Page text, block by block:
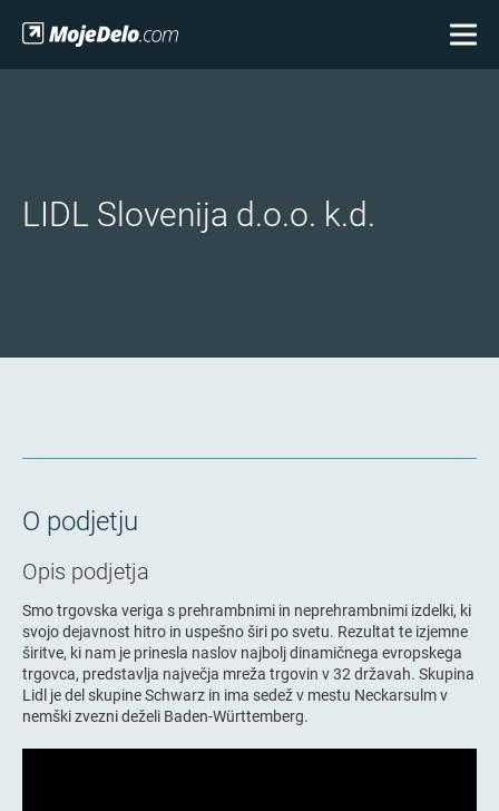
LIDL Slovenija d.o.o. k.d.
O podjetju
Opis podjetja
Smo trgovska veriga s prehrambnimi in neprehrambnimi izdelki, ki
svojo dejavnost hitro in uspešno širi po svetu. Rezultat te izjemne
širitve, ki nam je prinesla naslov najbolj dinamičnega evropskega
trgovca, predstavlja največja mreža trgovin v 32 državah. Skupina
Lidl je del skupine Schwarz in ima sedež v mestu Neckarsulm v
nemški zvezni deželi Baden-Württemberg.